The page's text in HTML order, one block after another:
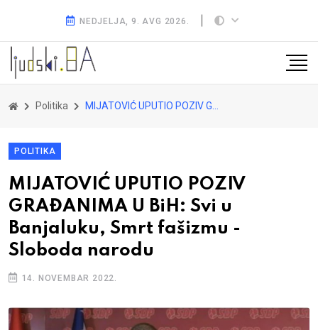
NEDJELJA, 9. AVG 2026.
Politika MIJATOVIĆ UPUTIO POZIV GRAĐANIMA U BiH: Svi u Banjaluku, Smrt fašizmu - Sloboda narodu
POLITIKA
MIJATOVIĆ UPUTIO POZIV
GRAĐANIMA U BiH: Svi u
Banjaluku, Smrt fašizmu -
Sloboda narodu
14. NOVEMBAR 2022.